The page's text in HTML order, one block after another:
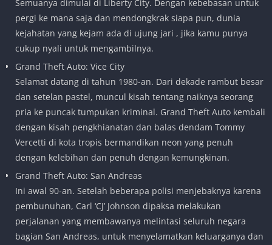
Semuanya dimulai di Liberty City. Dengan kebebasan untuk
pergi ke mana saja dan mendongkrak siapa pun, dunia
kejahatan yang kejam ada di ujung jari , jika kamu punya
cukup nyali untuk mengambilnya.
Grand Theft Auto: Vice City
Selamat datang di tahun 1980-an. Dari dekade rambut besar
dan setelan pastel, muncul kisah tentang naiknya seorang
pria ke puncak tumpukan kriminal. Grand Theft Auto kembali
dengan kisah pengkhianatan dan balas dendam Tommy
Vercetti di kota tropis bermandikan neon yang penuh
dengan kelebihan dan penuh dengan kemungkinan.
Grand Theft Auto: San Andreas
Ini awal 90-an. Setelah beberapa polisi menjebaknya karena
pembunuhan, Carl ‘CJ’ Johnson dipaksa melakukan
perjalanan yang membawanya melintasi seluruh negara
bagian San Andreas, untuk menyelamatkan keluarganya dan